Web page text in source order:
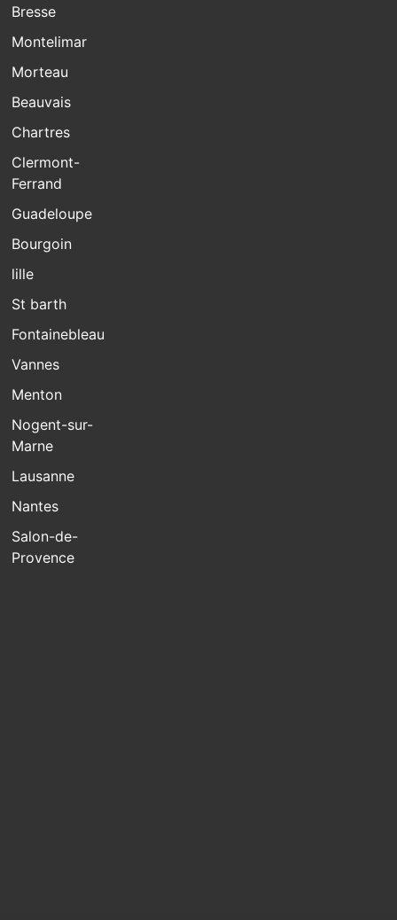
Bresse
Montelimar
Morteau
Beauvais
Chartres
Clermont-
Ferrand
Guadeloupe
Bourgoin
lille
St barth
Fontainebleau
Vannes
Menton
Nogent-sur-
Marne
Lausanne
Nantes
Salon-de-
Provence